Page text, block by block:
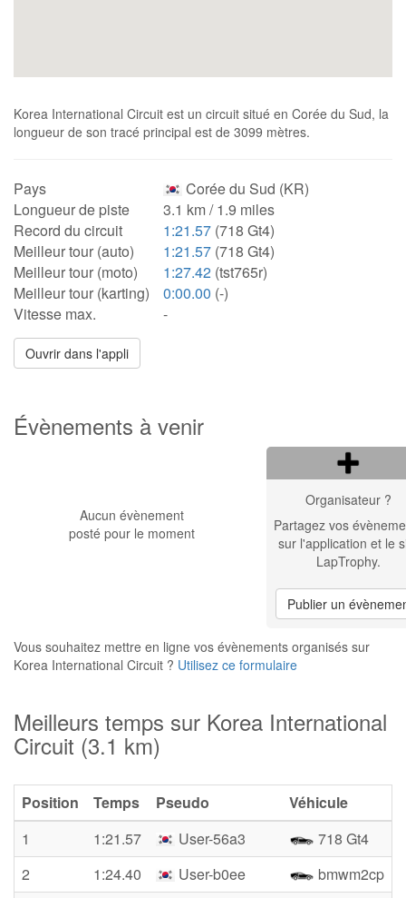
Korea International Circuit est un circuit situé en Corée du Sud, la
longueur de son tracé principal est de 3099 mètres.
Pays
Corée du Sud (KR)
Longueur de piste
3.1 km / 1.9 miles
Record du circuit
1:21.57 (718 Gt4)
Meilleur tour (auto)
1:21.57 (718 Gt4)
Meilleur tour (moto)
1:27.42 (tst765r)
Meilleur tour (karting)
0:00.00 (-)
Vitesse max.
-
Ouvrir dans l'appli
Évènements à venir
Aucun évènement
posté pour le moment
Organisateur ?
Partagez vos
sur l'application et le
LapTrophy.
Publier un
Vous souhaitez mettre en ligne vos évènements organisés sur
Korea International Circuit ? Utilisez ce formulaire
Meilleurs temps sur Korea International
Circuit (3.1 km)
Position Temps Pseudo
Véhicule
1
1:21.57 User-56a3
718 Gt4
2
1:24.40 User-b0ee
bmwm2cp